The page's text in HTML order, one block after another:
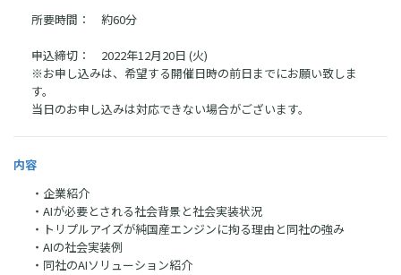
所要時間： 約60分
申込締切： 2022年12月20日 (火)
※お申し込みは、希望する開催日時の前日までにお願い致しま
す。
当日のお申し込みは対応できない場合がございます。
内容
・企業紹介
・AIが必要とされる社会背景と社会実装状況
・トリプルアイズが純国産エンジンに拘る理由と同社の強み
・AIの社会実装例
・同社のAIソリューション紹介